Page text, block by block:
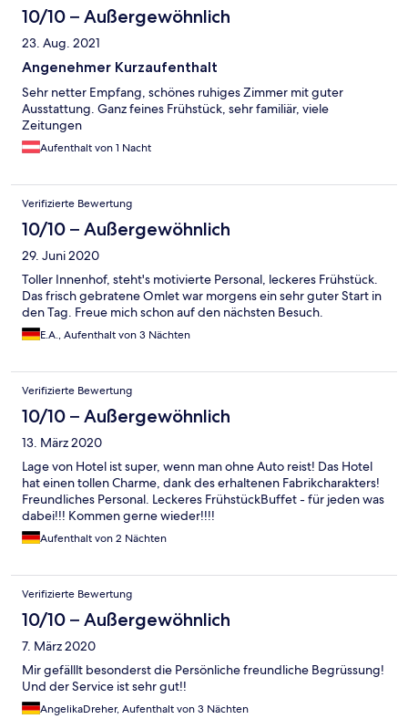
10/10 – Außergewöhnlich
23. Aug. 2021
Angenehmer Kurzaufenthalt
Sehr netter Empfang, schönes ruhiges Zimmer mit guter
Ausstattung. Ganz feines Frühstück, sehr familiär, viele
Zeitungen
Aufenthalt von 1 Nacht
Verifizierte Bewertung
10/10 – Außergewöhnlich
29. Juni 2020
Toller Innenhof, steht's motivierte Personal, leckeres Frühstück.
Das frisch gebratene Omlet war morgens ein sehr guter Start in
den Tag. Freue mich schon auf den nächsten Besuch.
E.A., Aufenthalt von 3 Nächten
Verifizierte Bewertung
10/10 – Außergewöhnlich
13. März 2020
Lage von Hotel ist super, wenn man ohne Auto reist! Das Hotel
hat einen tollen Charme, dank des erhaltenen Fabrikcharakters!
Freundliches Personal. Leckeres FrühstückBuffet - für jeden was
dabei!!! Kommen gerne wieder!!!!
Aufenthalt von 2 Nächten
Verifizierte Bewertung
10/10 – Außergewöhnlich
7. März 2020
Mir gefälllt besonderst die Persönliche freundliche Begrüssung!
Und der Service ist sehr gut!!
AngelikaDreher, Aufenthalt von 3 Nächten